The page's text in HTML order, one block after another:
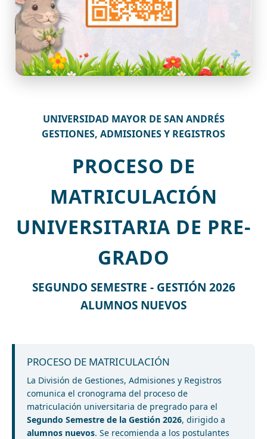
UNIVERSIDAD MAYOR DE SAN ANDRÉS
GESTIONES, ADMISIONES Y REGISTROS
PROCESO DE
MATRICULACIÓN
UNIVERSITARIA DE PRE-
GRADO
SEGUNDO SEMESTRE - GESTIÓN 2026
ALUMNOS NUEVOS
PROCESO DE MATRICULACIÓN
La División de Gestiones, Admisiones y Registros
comunica el cronograma del proceso de
matriculación universitaria de pregrado para el
Segundo Semestre de la Gestión 2026, dirigido a
alumnos nuevos. Se recomienda a los postulantes